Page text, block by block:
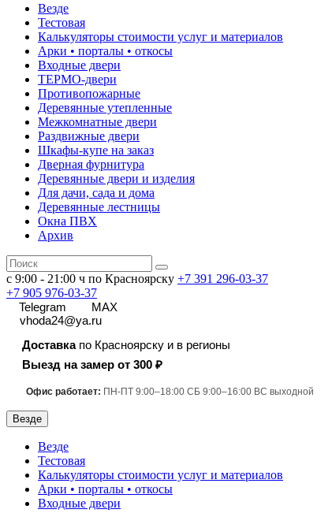
Везде
Тестовая
Калькуляторы стоимости услуг и материалов
Арки • порталы • откосы
Входные двери
ТЕРМО-двери
Противопожарные
Деревянные утепленные
Межкомнатные двери
Раздвижные двери
Шкафы-купе на заказ
Дверная фурнитура
Деревянные двери и изделия
Для дачи, сада и дома
Деревянные лестницы
Окна ПВХ
Архив
с 9:00 - 21:00 ч по Красноярску +7 391 296-03-37
+7 905 976-03-37
Telegram
MAX
vhoda24@ya.ru
Доставкапо Красноярску и в регионы
Выезд на замер от 300 ₽
Офис работает: ПН-ПТ 9:00–18:00 СБ 9:00–16:00 ВС выходной
Везде
Везде
Тестовая
Калькуляторы стоимости услуг и материалов
Арки • порталы • откосы
Входные двери